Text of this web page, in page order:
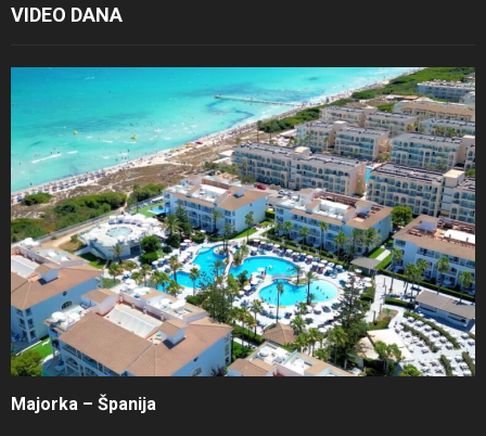
VIDEO DANA
Majorka – Španija